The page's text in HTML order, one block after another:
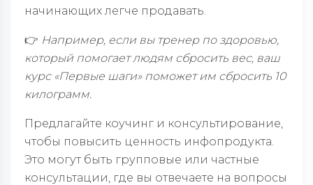
начинающих легче продавать.
👉 Например, если вы тренер по здоровью,
который помогает людям сбросить вес, ваш
курс «Первые шаги» поможет им сбросить 10
килограмм.
Предлагайте коучинг и консультирование,
чтобы повысить ценность инфопродукта.
Это могут быть групповые или частные
консультации, где вы отвечаете на вопросы